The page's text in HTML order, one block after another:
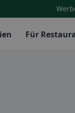
Für